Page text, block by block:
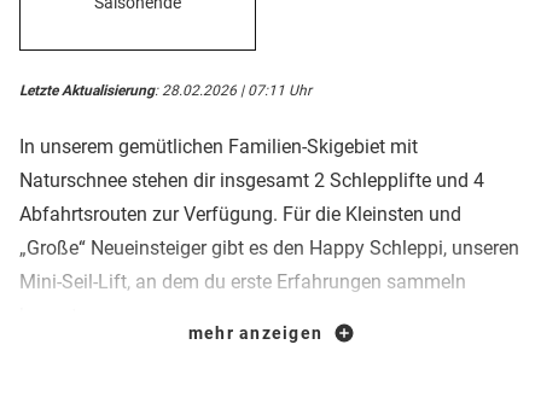
Letzte Aktualisierung: 28.02.2026 | 07:11 Uhr
In unserem gemütlichen Familien-Skigebiet mit
Naturschnee stehen dir insgesamt 2 Schlepplifte und 4
Abfahrtsrouten zur Verfügung. Für die Kleinsten und
„Große“ Neueinsteiger gibt es den Happy Schleppi, unseren
Mini-Seil-Lift, an dem du erste Erfahrungen sammeln
Mit vollem Speed durch den glitzernden Schnee
mehr anzeigen